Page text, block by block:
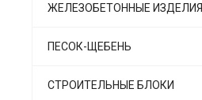
ЖЕЛЕЗОБЕТОННЫЕ ИЗДЕЛИЯ
ПЕСОК-ЩЕБЕНЬ
СТРОИТЕЛЬНЫЕ БЛОКИ